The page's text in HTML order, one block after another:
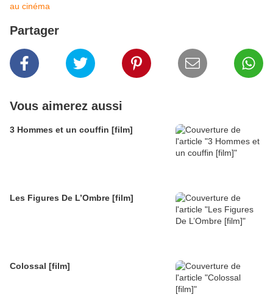
au cinéma
Partager
Vous aimerez aussi
3 Hommes et un couffin [film]
Les Figures De L’Ombre [film]
Colossal [film]